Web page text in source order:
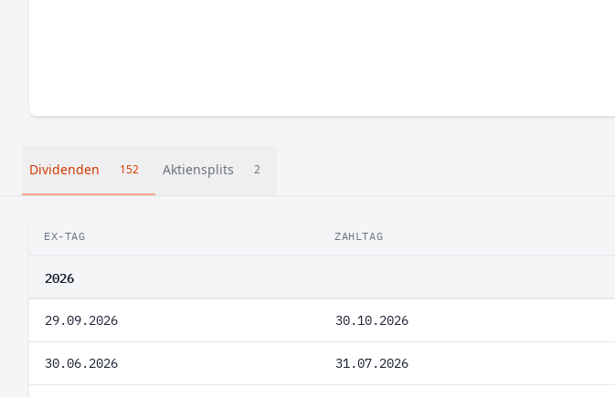
Dividenden 152 Aktiensplits 2
EX-TAG ZAHLTAG
2026
29.09.2026 30.10.2026
30.06.2026 31.07.2026